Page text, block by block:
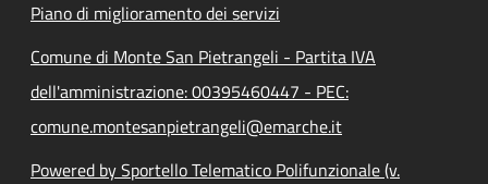
Piano di miglioramento dei servizi
Comune di Monte San Pietrangeli - Partita IVA
dell'amministrazione: 00395460447 - PEC:
comune.montesanpietrangeli@emarche.it
Powered by Sportello Telematico Polifunzionale (v.